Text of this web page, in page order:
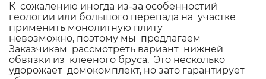
К сожалению иногда из-за особенностий
геологии или большого перепада на участке
применить монолитную плиту
невозможно, поэтому мы предлагаем
Заказчикам рассмотреть вариант нижней
обвязки из клееного бруса. Это несколько
удорожает домокомплект, но зато гарантирует